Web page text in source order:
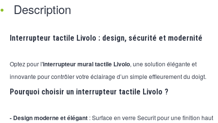
Description
Interrupteur tactile Livolo : design, sécurité et modernité
Optez pour l'interrupteur mural tactile Livolo, une solution élégante et
innovante pour contrôler votre éclairage d’un simple effleurement du doigt.
Pourquoi choisir un interrupteur tactile Livolo ?
- Design moderne et élégant : Surface en verre Securit pour une finition haut